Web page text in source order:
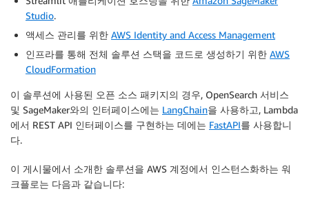
Studio.
액세스 관리를 위한 AWS Identity and Access Management
인프라를 통해 전체 솔루션 스택을 코드로 생성하기 위한 AWS
CloudFormation
이 솔루션에 사용된 오픈 소스 패키지의 경우, OpenSearch 서비스
및 SageMaker와의 인터페이스에는 LangChain을 사용하고, Lambda
에서 REST API 인터페이스를 구현하는 데에는 FastAPI를 사용합니
다.
이 게시물에서 소개한 솔루션을 AWS 계정에서 인스턴스화하는 워
크플로는 다음과 같습니다: